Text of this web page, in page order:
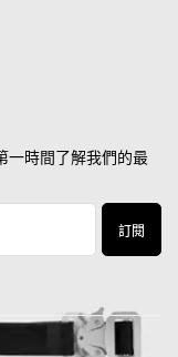
一時間了解我們的最
訂閱